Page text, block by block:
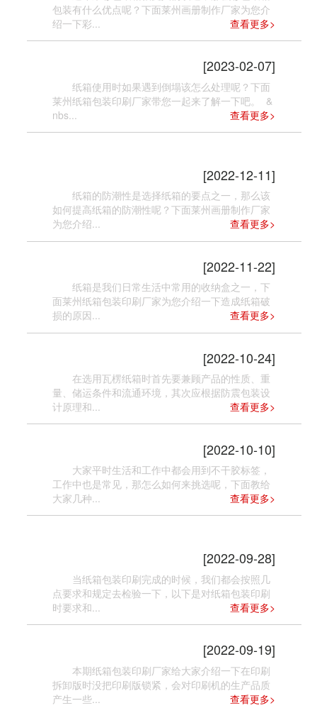
包装有什么优点呢？下面莱州画册制作厂家为您介
绍一下彩...
查看更多>
[2023-02-07]
纸箱使用时如果遇到倒塌该怎么处理呢？下面
莱州纸箱包装印刷厂家带您一起来了解一下吧。 &
nbs...
查看更多>
[2022-12-11]
纸箱的防潮性是选择纸箱的要点之一，那么该
如何提高纸箱的防潮性呢？下面莱州画册制作厂家
为您介绍...
查看更多>
[2022-11-22]
纸箱是我们日常生活中常用的收纳盒之一，下
面莱州纸箱包装印刷厂家为您介绍一下造成纸箱破
损的原因...
查看更多>
[2022-10-24]
在选用瓦楞纸箱时首先要兼顾产品的性质、重
量、储运条件和流通环境，其次应根据防震包装设
计原理和...
查看更多>
[2022-10-10]
大家平时生活和工作中都会用到不干胶标签，
工作中也是常见，那怎么如何来挑选呢，下面教给
大家几种...
查看更多>
[2022-09-28]
当纸箱包装印刷完成的时候，我们都会按照几
点要求和规定去检验一下，以下是对纸箱包装印刷
时要求和...
查看更多>
[2022-09-19]
本期纸箱包装印刷厂家给大家介绍一下在印刷
拆卸版时没把印刷版锁紧，会对印刷机的生产品质
产生一些...
查看更多>